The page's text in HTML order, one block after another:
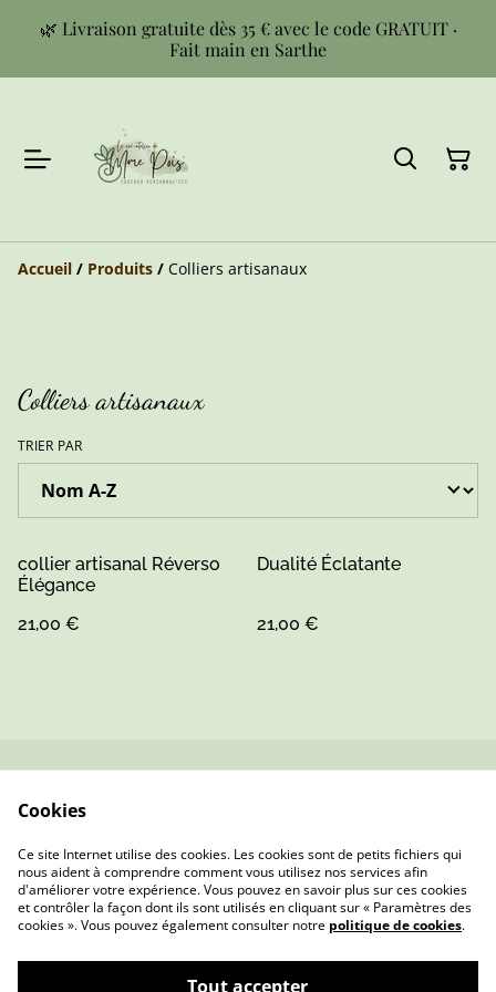
🌿 Livraison gratuite dès 35 € avec le code GRATUIT ·
Fait main en Sarthe
Accueil / Produits / Colliers artisanaux
Colliers artisanaux
TRIER PAR
collier artisanal Réverso
Élégance
21,00 €
Dualité Éclatante
21,00 €
confidentialité
Cookies
Ce site Internet utilise des cookies. Les cookies sont de petits fichiers qui
nous aident à comprendre comment vous utilisez nos services afin
d'améliorer votre expérience. Vous pouvez en savoir plus sur ces cookies
et contrôler la façon dont ils sont utilisés en cliquant sur « Paramètres des
cookies ». Vous pouvez également consulter notre politique de cookies.
Tout accepter